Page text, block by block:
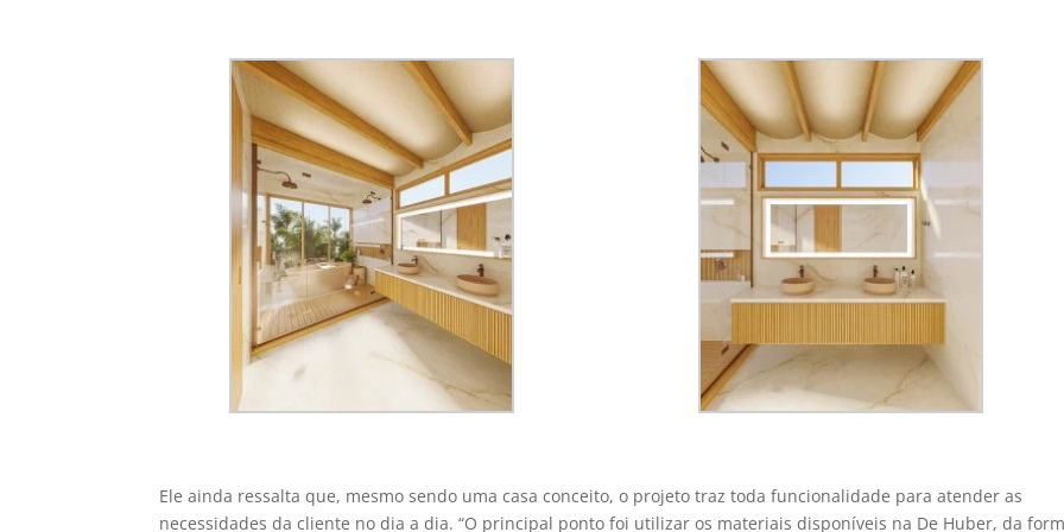
Ele ainda ressalta que, mesmo sendo uma casa conceito, o projeto traz toda funcionalidade para atender as
necessidades da cliente no dia a dia. “O principal ponto foi utilizar os materiais disponíveis na De Huber, da